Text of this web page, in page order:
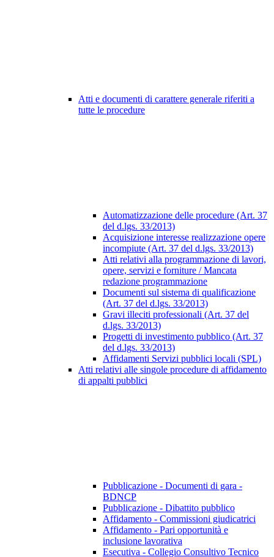
Atti e documenti di carattere generale riferiti a
tutte le procedure
Automatizzazione delle procedure (Art. 37
del d.lgs. 33/2013)
Acquisizione interesse realizzazione opere
incompiute (Art. 37 del d.lgs. 33/2013)
Atti relativi alla programmazione di lavori,
opere, servizi e forniture / Mancata
redazione programmazione
Documenti sul sistema di qualificazione
(Art. 37 del d.lgs. 33/2013)
Gravi illeciti professionali (Art. 37 del
d.lgs. 33/2013)
Progetti di investimento pubblico (Art. 37
del d.lgs. 33/2013)
Affidamenti Servizi pubblici locali (SPL)
Atti relativi alle singole procedure di affidamento
di appalti pubblici
Pubblicazione - Documenti di gara -
BDNCP
Pubblicazione - Dibattito pubblico
Affidamento - Commissioni giudicatrici
Affidamento - Pari opportunità e
inclusione lavorativa
Esecutiva - Collegio Consultivo Tecnico